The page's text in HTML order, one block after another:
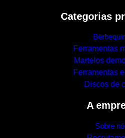
Categorias
Ferramentas
Martelos
Ferramentas
Discos de
A
Sobre